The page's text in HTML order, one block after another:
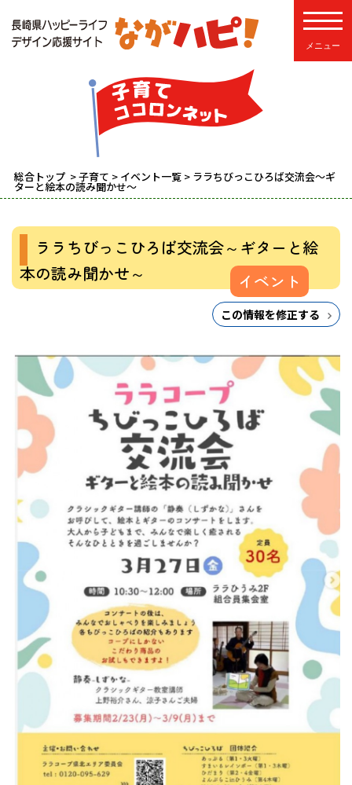
総合トップ >子育て > イベント一覧 > ララちびっこひろば交流会～ギ
ターと絵本の読み聞かせ～
ララちびっこひろば交流会～ギターと絵
本の読み聞かせ～
イベント
この情報を修正する